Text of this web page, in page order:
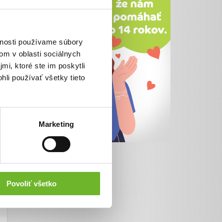
používame súbory
v oblasti sociálnych
ktoré ste im poskytli
používať všetky tieto
Marketing
Povoliť všetko